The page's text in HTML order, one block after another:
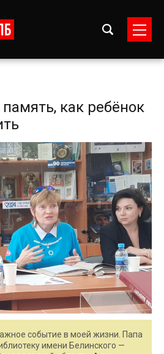
как ребёнок
событие в моей жизни. Папа
имени Белинского —